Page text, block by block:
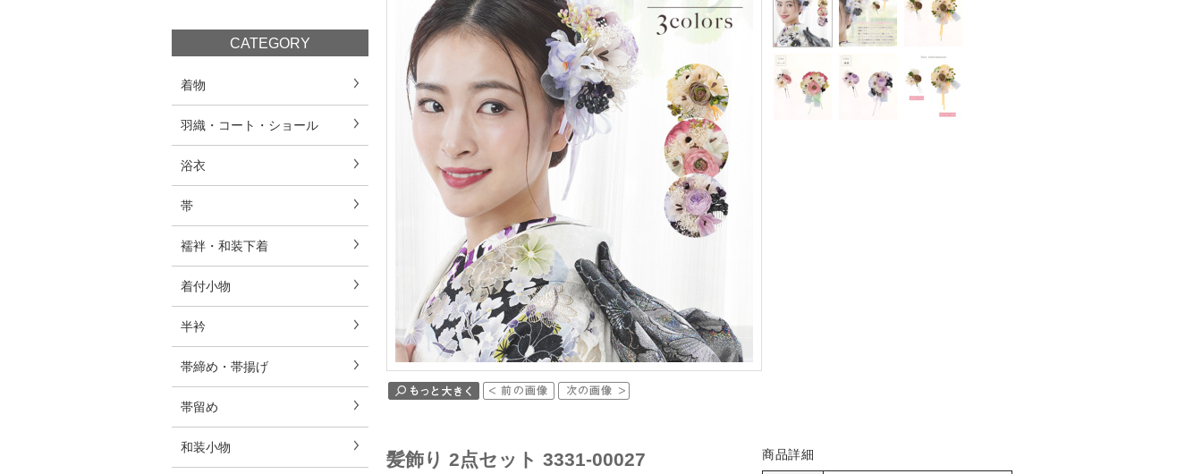
CATEGORY
着物
羽織・コート・ショール
浴衣
帯
襦袢・和装下着
着付小物
半衿
帯締め・帯揚げ
帯留め
和装小物 商品詳細
髪飾り 2点セット 3331-00027